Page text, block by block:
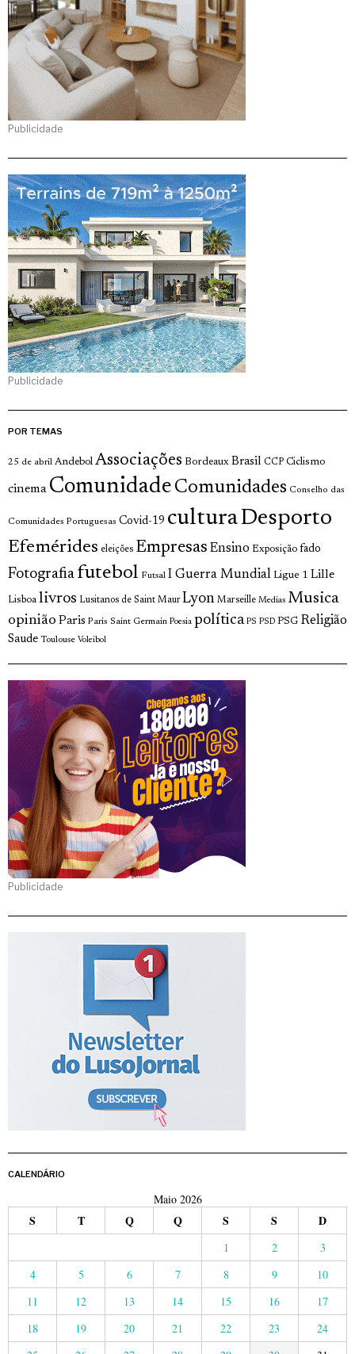
Publicidade
Publicidade
POR TEMAS
25 de abril Andebol Associações Bordeaux Brasil CCP Ciclismo
cinema Comunidade Comunidades Conselho das
Comunidades Portuguesas Covid-19 culturaDesporto
Efemérides eleições Empresas Ensino Exposição fado
Fotografia futebol Futsal I Guerra Mundial Ligue 1 Lille
Lisboa livros Lusitanos de Saint Maur Lyon Marseille Medias Musica
opinião Paris Paris Saint Germain Poesia política PS PSD PSG Religião
Saude Toulouse Voleibol
Publicidade
CALENDÁRIO
Maio 2026
S T Q Q S S D
1 2
3
4
5 6 7 8 9
10
11
12 13 14 15 16
17
18
19 20 21 22 23
24